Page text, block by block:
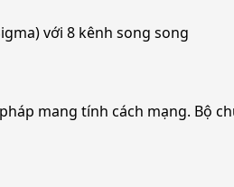
với 8 kênh song song
mang tính cách mạng.